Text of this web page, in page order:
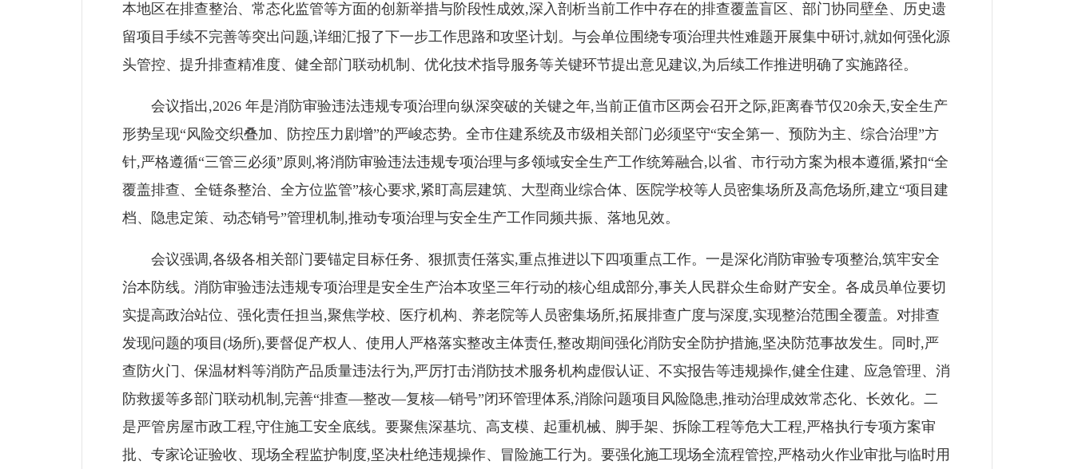
本地区在排查整治、常态化监管等方面的创新举措与阶段性成效,深入剖析当前工作中存在的排查覆盖盲区、部门协同壁垒、历史遗
留项目手续不完善等突出问题,详细汇报了下一步工作思路和攻坚计划。与会单位围绕专项治理共性难题开展集中研讨,就如何强化源
头管控、提升排查精准度、健全部门联动机制、优化技术指导服务等关键环节提出意见建议,为后续工作推进明确了实施路径。
会议指出,2026 年是消防审验违法违规专项治理向纵深突破的关键之年,当前正值市区两会召开之际,距离春节仅20余天,安全生产
形势呈现“风险交织叠加、防控压力剧增”的严峻态势。全市住建系统及市级相关部门必须坚守“安全第一、预防为主、综合治理”方
针,严格遵循“三管三必须”原则,将消防审验违法违规专项治理与多领域安全生产工作统筹融合,以省、市行动方案为根本遵循,紧扣“全
覆盖排查、全链条整治、全方位监管”核心要求,紧盯高层建筑、大型商业综合体、医院学校等人员密集场所及高危场所,建立“项目建
档、隐患定策、动态销号”管理机制,推动专项治理与安全生产工作同频共振、落地见效。
会议强调,各级各相关部门要锚定目标任务、狠抓责任落实,重点推进以下四项重点工作。一是深化消防审验专项整治,筑牢安全
治本防线。消防审验违法违规专项治理是安全生产治本攻坚三年行动的核心组成部分,事关人民群众生命财产安全。各成员单位要切
实提高政治站位、强化责任担当,聚焦学校、医疗机构、养老院等人员密集场所,拓展排查广度与深度,实现整治范围全覆盖。对排查
发现问题的项目(场所),要督促产权人、使用人严格落实整改主体责任,整改期间强化消防安全防护措施,坚决防范事故发生。同时,严
查防火门、保温材料等消防产品质量违法行为,严厉打击消防技术服务机构虚假认证、不实报告等违规操作,健全住建、应急管理、消
防救援等多部门联动机制,完善“排查—整改—复核—销号”闭环管理体系,消除问题项目风险隐患,推动治理成效常态化、长效化。二
是严管房屋市政工程,守住施工安全底线。要聚焦深基坑、高支模、起重机械、脚手架、拆除工程等危大工程,严格执行专项方案审
批、专家论证验收、现场全程监护制度,坚决杜绝违规操作、冒险施工行为。要强化施工现场全流程管控,严格动火作业审批与临时用